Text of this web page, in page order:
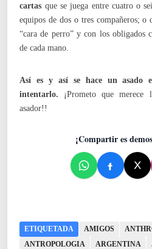
cartas que se juega entre cuatro o
equipos de dos o tres compañeros; o
“cara de perro” y con los obligados
de cada mano.
Así es y así se hace un asado
intentarlo. ¡Prometo que
asador!!
¡Compartir es
ETIQUETADA AMIGOS
ANTROPOLOGIA
ARGENTINA